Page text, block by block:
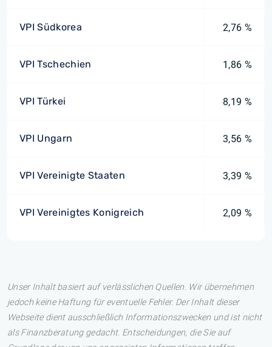
VPI Südkorea 2,76 %
VPI Tschechien 1,86 %
VPI Türkei 8,19 %
VPI Ungarn 3,56 %
VPI Vereinigte Staaten 3,39 %
VPI Vereinigtes Konigreich 2,09 %
Unser Inhalt basiert auf verlässlichen Quellen. Wir übernehmen
jedoch keine Haftung für eventuelle Fehler. Der Inhalt dieser
Webseite dient ausschließlich Informationszwecken und ist nicht
als Finanzberatung gedacht. Entscheidungen, die Sie auf